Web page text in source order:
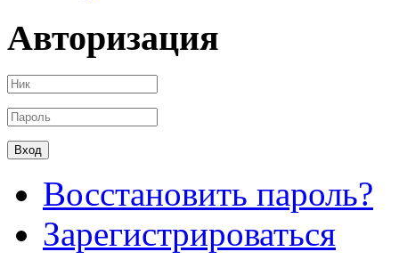
Авторизация
Восстановить пароль?
Зарегистрироваться